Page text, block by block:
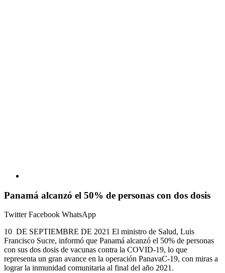
Panamá alcanzó el 50% de personas con dos dosis
TwitterFacebook WhatsApp
10 DE SEPTIEMBRE DE 2021 El ministro de Salud, Luis
Francisco Sucre, informó que Panamá alcanzó el 50% de personas
con sus dos dosis de vacunas contra la COVID-19, lo que
representa un gran avance en la operación PanavaC-19, con miras a
lograr la inmunidad comunitaria al final del año 2021.